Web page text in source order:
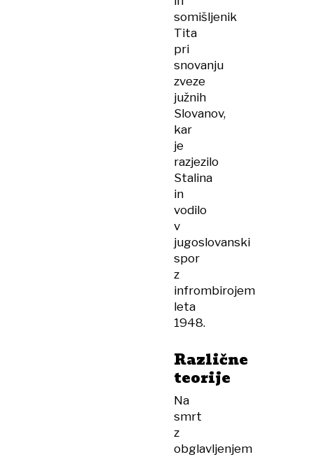
somišljenik
Tita
pri
snovanju
zveze
južnih
Slovanov,
kar
je
razjezilo
Stalina
in
vodilo
v
jugoslovanski
spor
z
infrombirojem
leta
1948.
Različne
teorije
Na
smrt
z
obglavljenjem